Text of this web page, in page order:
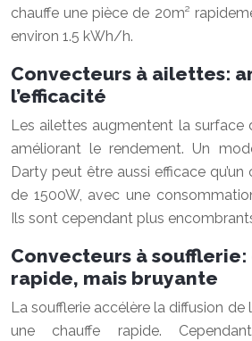
chauffe une pièce de 20m²
environ 1.5 kWh/h.
Convecteurs à ailettes:
l’efficacité
Les ailettes augmentent la surface
améliorant le rendement. Un
Darty peut être aussi efficace
de 1500W, avec une
Ils sont cependant plus
Convecteurs à
rapide, mais bruyante
La soufflerie accélère la diffusion de
une chauffe rapide.